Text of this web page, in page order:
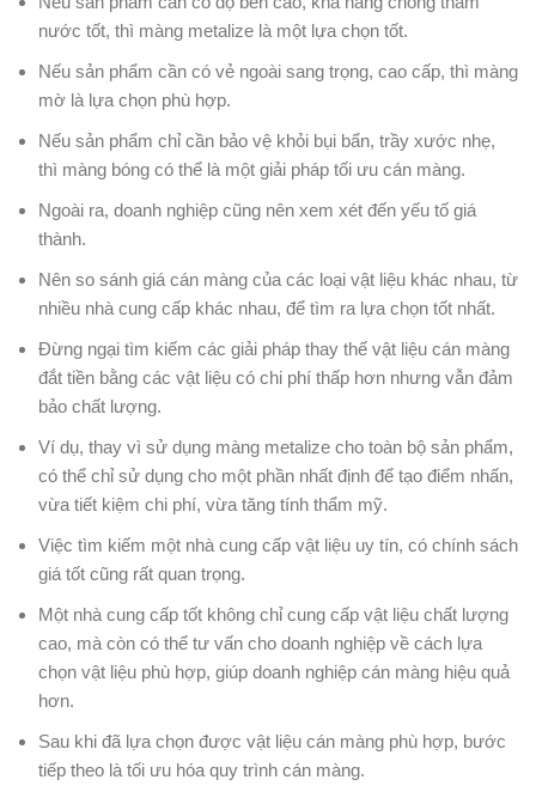
nước tốt, thì màng metalize là một lựa chọn tốt.
Nếu sản phẩm cần có vẻ ngoài sang trọng, cao cấp, thì màng
mờ là lựa chọn phù hợp.
Nếu sản phẩm chỉ cần bảo vệ khỏi bụi bẩn, trầy xước nhẹ,
thì màng bóng có thể là một giải pháp tối ưu cán màng.
Ngoài ra, doanh nghiệp cũng nên xem xét đến yếu tố giá
thành.
Nên so sánh giá cán màng của các loại vật liệu khác nhau, từ
nhiều nhà cung cấp khác nhau, để tìm ra lựa chọn tốt nhất.
Đừng ngại tìm kiếm các giải pháp thay thế vật liệu cán màng
đắt tiền bằng các vật liệu có chi phí thấp hơn nhưng vẫn đảm
bảo chất lượng.
Ví dụ, thay vì sử dụng màng metalize cho toàn bộ sản phẩm,
có thể chỉ sử dụng cho một phần nhất định để tạo điểm nhấn,
vừa tiết kiệm chi phí, vừa tăng tính thẩm mỹ.
Việc tìm kiếm một nhà cung cấp vật liệu uy tín, có chính sách
giá tốt cũng rất quan trọng.
Một nhà cung cấp tốt không chỉ cung cấp vật liệu chất lượng
cao, mà còn có thể tư vấn cho doanh nghiệp về cách lựa
chọn vật liệu phù hợp, giúp doanh nghiệp cán màng hiệu quả
hơn.
Sau khi đã lựa chọn được vật liệu cán màng phù hợp, bước
tiếp theo là tối ưu hóa quy trình cán màng.